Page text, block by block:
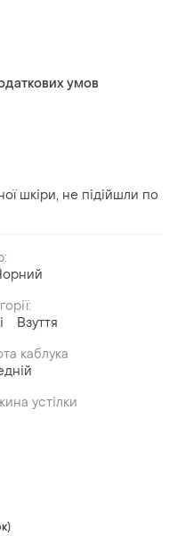
умов
шкіри, не підійшли по
Взуття
каблука
устілки